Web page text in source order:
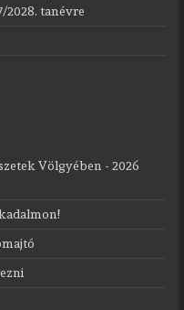
2028. tanévre
Völgyében - 2026